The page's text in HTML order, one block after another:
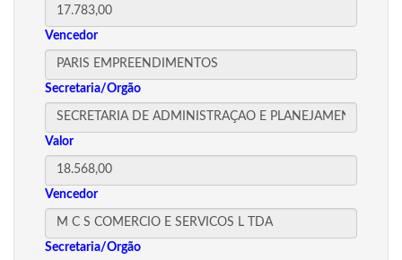
Vencedor
Secretaria/Orgão
Valor
Vencedor
Secretaria/Orgão